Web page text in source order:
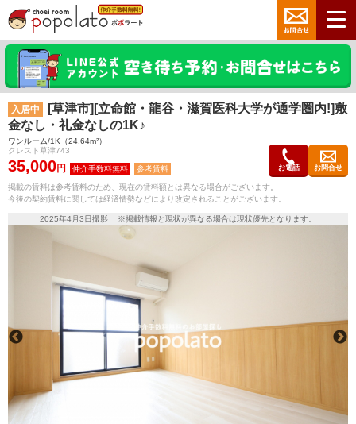
入居中
[草津市][立命館・龍谷・滋賀医科大学が通学圏内!]敷
金なし・礼金なしの1K♪
ワンルーム/1K（24.64m²）
クレスト草津743
35,000円 参考賃料 お電話 お問合せ
掲載の賃料は参考賃料のため、現在の賃料額とは異なる場合がございます。
今後の契約賃料に関しては経済情勢などにより改定されることがございます。
2025年4月3日撮影 ※掲載情報と現状が異なる場合は現状優先となります。